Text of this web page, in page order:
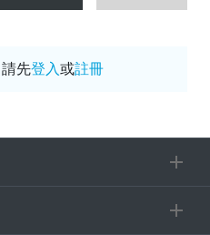
先登入或註冊